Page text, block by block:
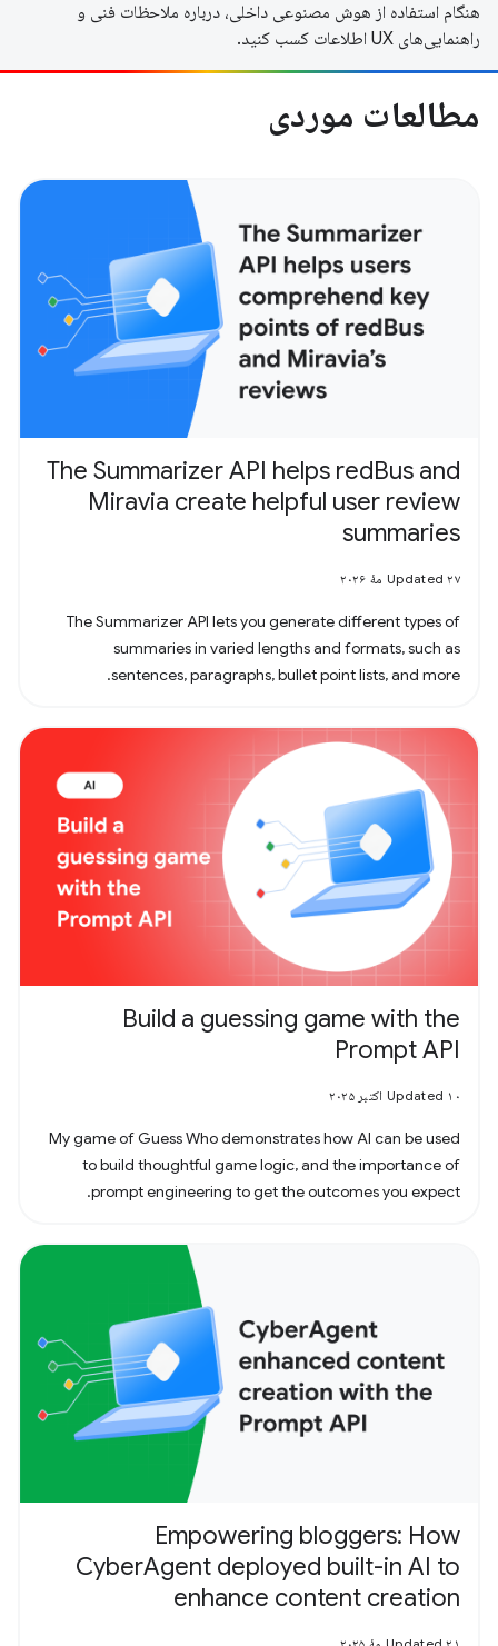
هنگام استفاده از هوش مصنوعی داخلی، درباره ملاحظات فنی و
راهنمایی‌های UX اطلاعات کسب کنید.
مطالعات موردی
The Summarizer API helps redBus and
Miravia create helpful user review
summaries
Updated ۲۷ مهٔ ۲۰۲۶
The Summarizer API lets you generate different types of
summaries in varied lengths and formats, such as
sentences, paragraphs, bullet point lists, and more.
Build a guessing game with the
Prompt API
Updated ۱۰ اکتبر ۲۰۲۵
My game of Guess Who demonstrates how AI can be used
to build thoughtful game logic, and the importance of
prompt engineering to get the outcomes you expect.
Empowering bloggers: How
CyberAgent deployed built-in AI to
enhance content creation
Updated ۲۱ مهٔ ۲۰۲۵